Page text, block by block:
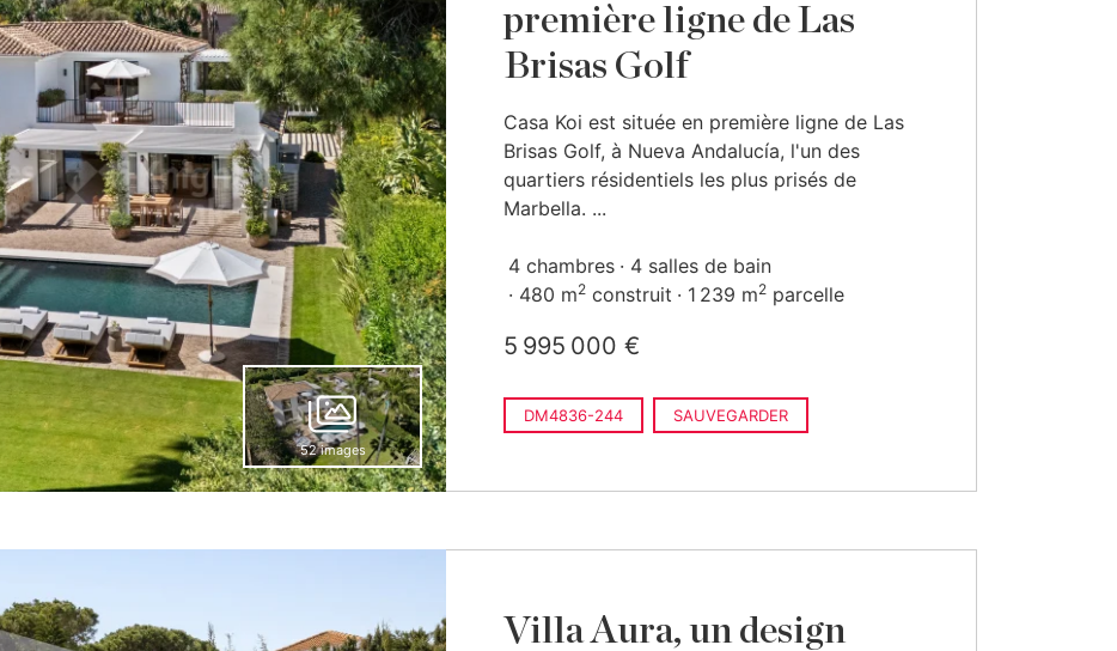
52 images
première ligne de Las
Brisas Golf
Casa Koi est située en première ligne de Las
Brisas Golf, à Nueva Andalucía, l'un des
quartiers résidentiels les plus prisés de
Marbella. ...
4 chambres
4 salles de bain
480 m2 construit 1 239 m2 parcelle
5 995 000 €
DM4836-244 SAUVEGARDER
Villa Aura, un design